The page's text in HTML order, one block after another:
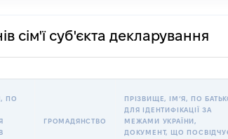
сім'ї суб'єкта декларування
ПО
ГРОМАДЯНСТВО
ПРІЗВИЩЕ, ІМʼЯ, ПО
ДЛЯ ІДЕНТИФІКАЦІЇ ЗА
МЕЖАМИ УКРАЇНИ,
ДОКУМЕНТ, ЩО